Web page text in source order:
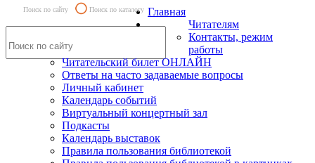
Поиск по сайту Поиск по каталогу Главная
Читателям
Контакты, режим
работы
Читательский билет ОНЛАЙН
Ответы на часто задаваемые вопросы
Личный кабинет
Календарь событий
Виртуальный концертный зал
Подкасты
Календарь выставок
Правила пользования библиотекой